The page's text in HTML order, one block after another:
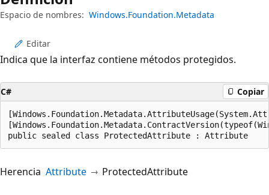
Espacio de nombres: Windows.Foundation.Metadata
Editar
Indica que la interfaz contiene métodos protegidos.
C# Copiar
public sealed class ProtectedAttribute : Attribute
Herencia Attribute ProtectedAttribute